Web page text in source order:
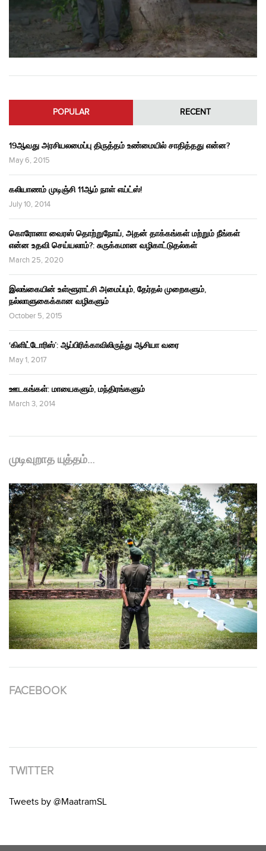
POPULAR RECENT
19ஆவது அரசியலமைப்பு திருத்தம் உண்மையில் சாதித்தது என்ன?
May 6, 2015
கலியாணம் முடிஞ்சி 11ஆம் நாள் எய்ட்ஸ்!
July 10, 2014
கொரோனா வைரஸ் தொற்றுநோய், அதன் தாக்கங்கள் மற்றும் நீங்கள்
என்ன உதவி செய்யலாம்?: சுருக்கமான வழிகாட்டுதல்கள்
March 25, 2020
இலங்கையின் உள்ளூராட்சி அமைப்பும், தேர்தல் முறைகளும்,
நல்லாளுகைக்கான வழிகளும்
October 5, 2015
‘கிளிட்டோரிஸ்’: ஆப்பிரிக்காவிலிருந்து ஆசியா வரை
May 1, 2017
ஊடகங்கள்: மாயைகளும், மந்திரங்களும்
March 3, 2014
முடிவுறாத யுத்தம்…
FACEBOOK
TWITTER
Tweets by @MaatramSL